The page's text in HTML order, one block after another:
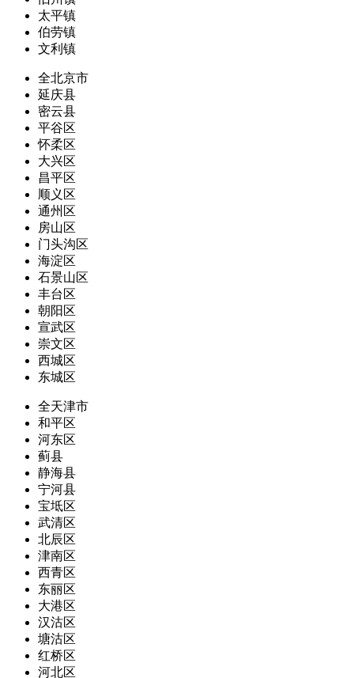
太平镇
伯劳镇
文利镇
全北京市
延庆县
密云县
平谷区
怀柔区
大兴区
昌平区
顺义区
通州区
房山区
门头沟区
海淀区
石景山区
丰台区
朝阳区
宣武区
崇文区
西城区
东城区
全天津市
和平区
河东区
蓟县
静海县
宁河县
宝坻区
武清区
北辰区
津南区
西青区
东丽区
大港区
汉沽区
塘沽区
红桥区
河北区